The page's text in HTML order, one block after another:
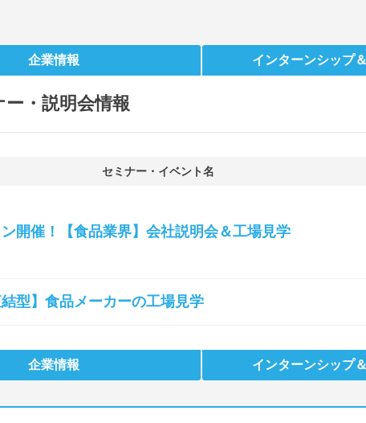
企業情報 インターンシップ
ー・説明会情報
セミナー・イベント名
開催！【食品業界】会社説明会＆工場見学
結型】食品メーカーの工場見学
企業情報 インターンシップ